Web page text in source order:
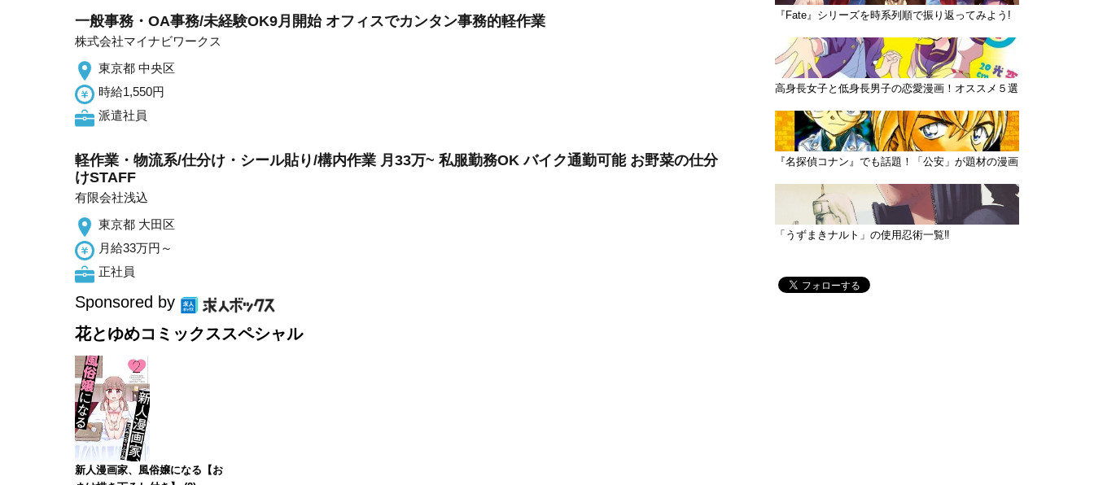
一般事務・OA事務/未経験OK9月開始 オフィスでカンタン事務的軽作業
株式会社マイナビワークス
東京都 中央区
時給1,550円
派遣社員
軽作業・物流系/仕分け・シール貼り/構内作業 月33万~ 私服勤務OK バイク通勤可能 お野菜の仕分
けSTAFF
有限会社浅込
東京都 大田区
月給33万円～
正社員
Sponsored by
花とゆめコミックススペシャル
新人漫画家、風俗嬢になる【お
『Fate』シリーズを時系列順で振り返ってみよう!
高身長女子と低身長男子の恋愛漫画！オススメ５選
『名探偵コナン』でも話題！「公安」が題材の漫画
「うずまきナルト」の使用忍術一覧‼